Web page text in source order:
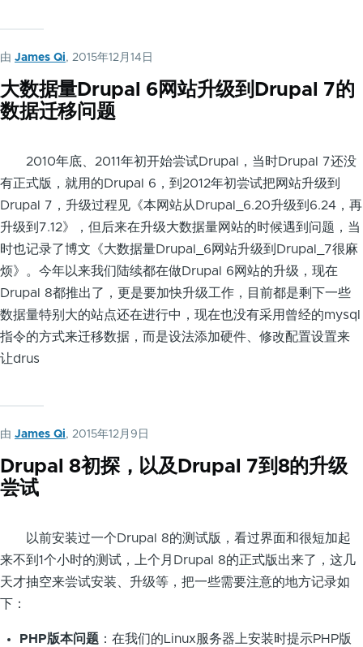
由 James Qi, 2015年12月14日
大数据量Drupal 6网站升级到Drupal 7的
数据迁移问题
2010年底、2011年初开始尝试Drupal，当时Drupal 7还没
有正式版，就用的Drupal 6，到2012年初尝试把网站升级到
Drupal 7，升级过程见《本网站从Drupal_6.20升级到6.24，再
升级到7.12》，但后来在升级大数据量网站的时候遇到问题，当
时也记录了博文《大数据量Drupal_6网站升级到Drupal_7很麻
烦》。今年以来我们陆续都在做Drupal 6网站的升级，现在
Drupal 8都推出了，更是要加快升级工作，目前都是剩下一些
数据量特别大的站点还在进行中，现在也没有采用曾经的mysql
指令的方式来迁移数据，而是设法添加硬件、修改配置设置来
让drus
由 James Qi, 2015年12月9日
Drupal 8初探，以及Drupal 7到8的升级
尝试
以前安装过一个Drupal 8的测试版，看过界面和很短加起
来不到1个小时的测试，上个月Drupal 8的正式版出来了，这几
天才抽空来尝试安装、升级等，把一些需要注意的地方记录如
下：
PHP版本问题 ：在我们的Linux服务器上安装时提示PHP版